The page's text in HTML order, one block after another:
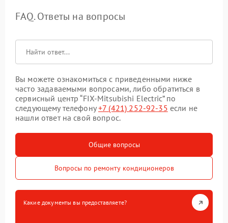
FAQ. Ответы на вопросы
Вы можете ознакомиться с приведенными ниже
часто задаваемыми вопросами, либо обратиться в
сервисный центр “FIX-Mitsubishi Electric” по
следующему телефону+7 (421) 252-92-35 если не
нашли ответ на свой вопрос.
Общие вопросы
Вопросы по ремонту кондиционеров
Какие документы вы предоставляете?